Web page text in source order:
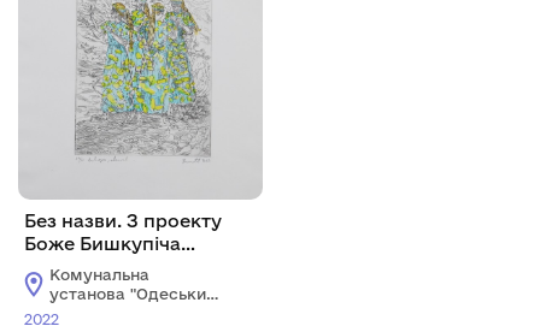
Без назви. З проекту
Боже Бишкупіча
«Українська рапсодія».
Комунальна
установа "Одеський
національний
2022